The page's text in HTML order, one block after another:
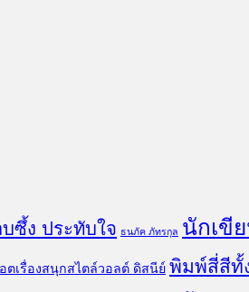
ซึ้ง ประทับใจ ธนภัค ภัทรกุล นักเขี
ตเรื่องสนุกสไตล์วอลต์ ดิสนีย์ พิมพ์สี่สีทั้